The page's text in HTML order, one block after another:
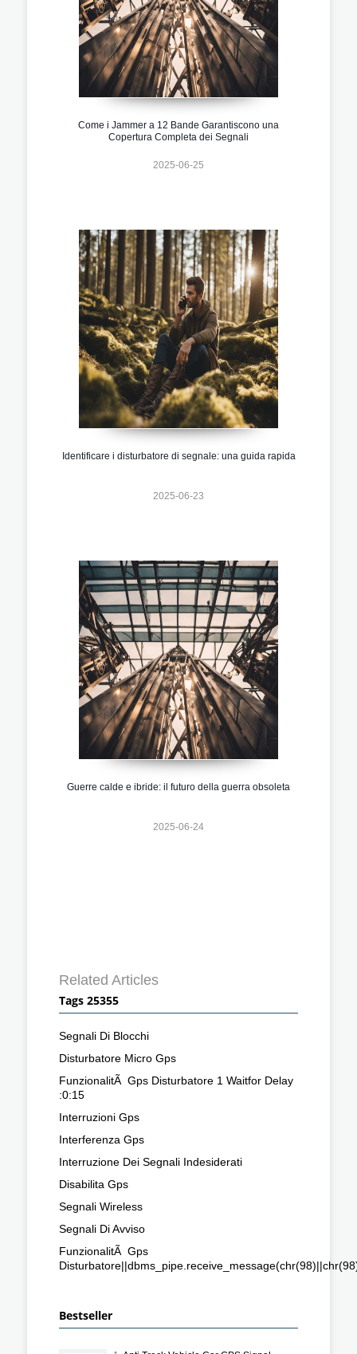
Come i Jammer a 12 Bande Garantiscono una
Copertura Completa dei Segnali
2025-06-25
Identificare i disturbatore di segnale: una guida rapida
2025-06-23
Guerre calde e ibride: il futuro della guerra obsoleta
2025-06-24
Related Articles
Tags 25355
Segnali Di Blocchi
Disturbatore Micro Gps
FunzionalitÃ Gps Disturbatore 1 Waitfor Delay
:0:15
Interruzioni Gps
Interferenza Gps
Interruzione Dei Segnali Indesiderati
Disabilita Gps
Segnali Wireless
Segnali Di Avviso
FunzionalitÃ Gps
Bestseller